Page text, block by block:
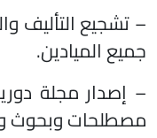
– تشجيع التأليف
جميع الميادين.
– إصدار مجلة
مصطلحات وبحوث